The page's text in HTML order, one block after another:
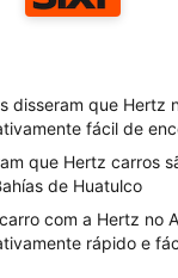
disseram que Hertz
fácil de
que Hertz carros
de Huatulco
com a Hertz no
rápido e